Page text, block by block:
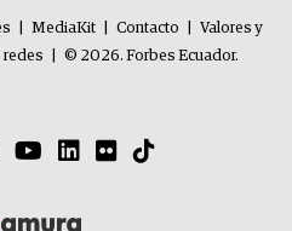
MediaKit Contacto
Valores y
redes
© 2026. Forbes Ecuador.